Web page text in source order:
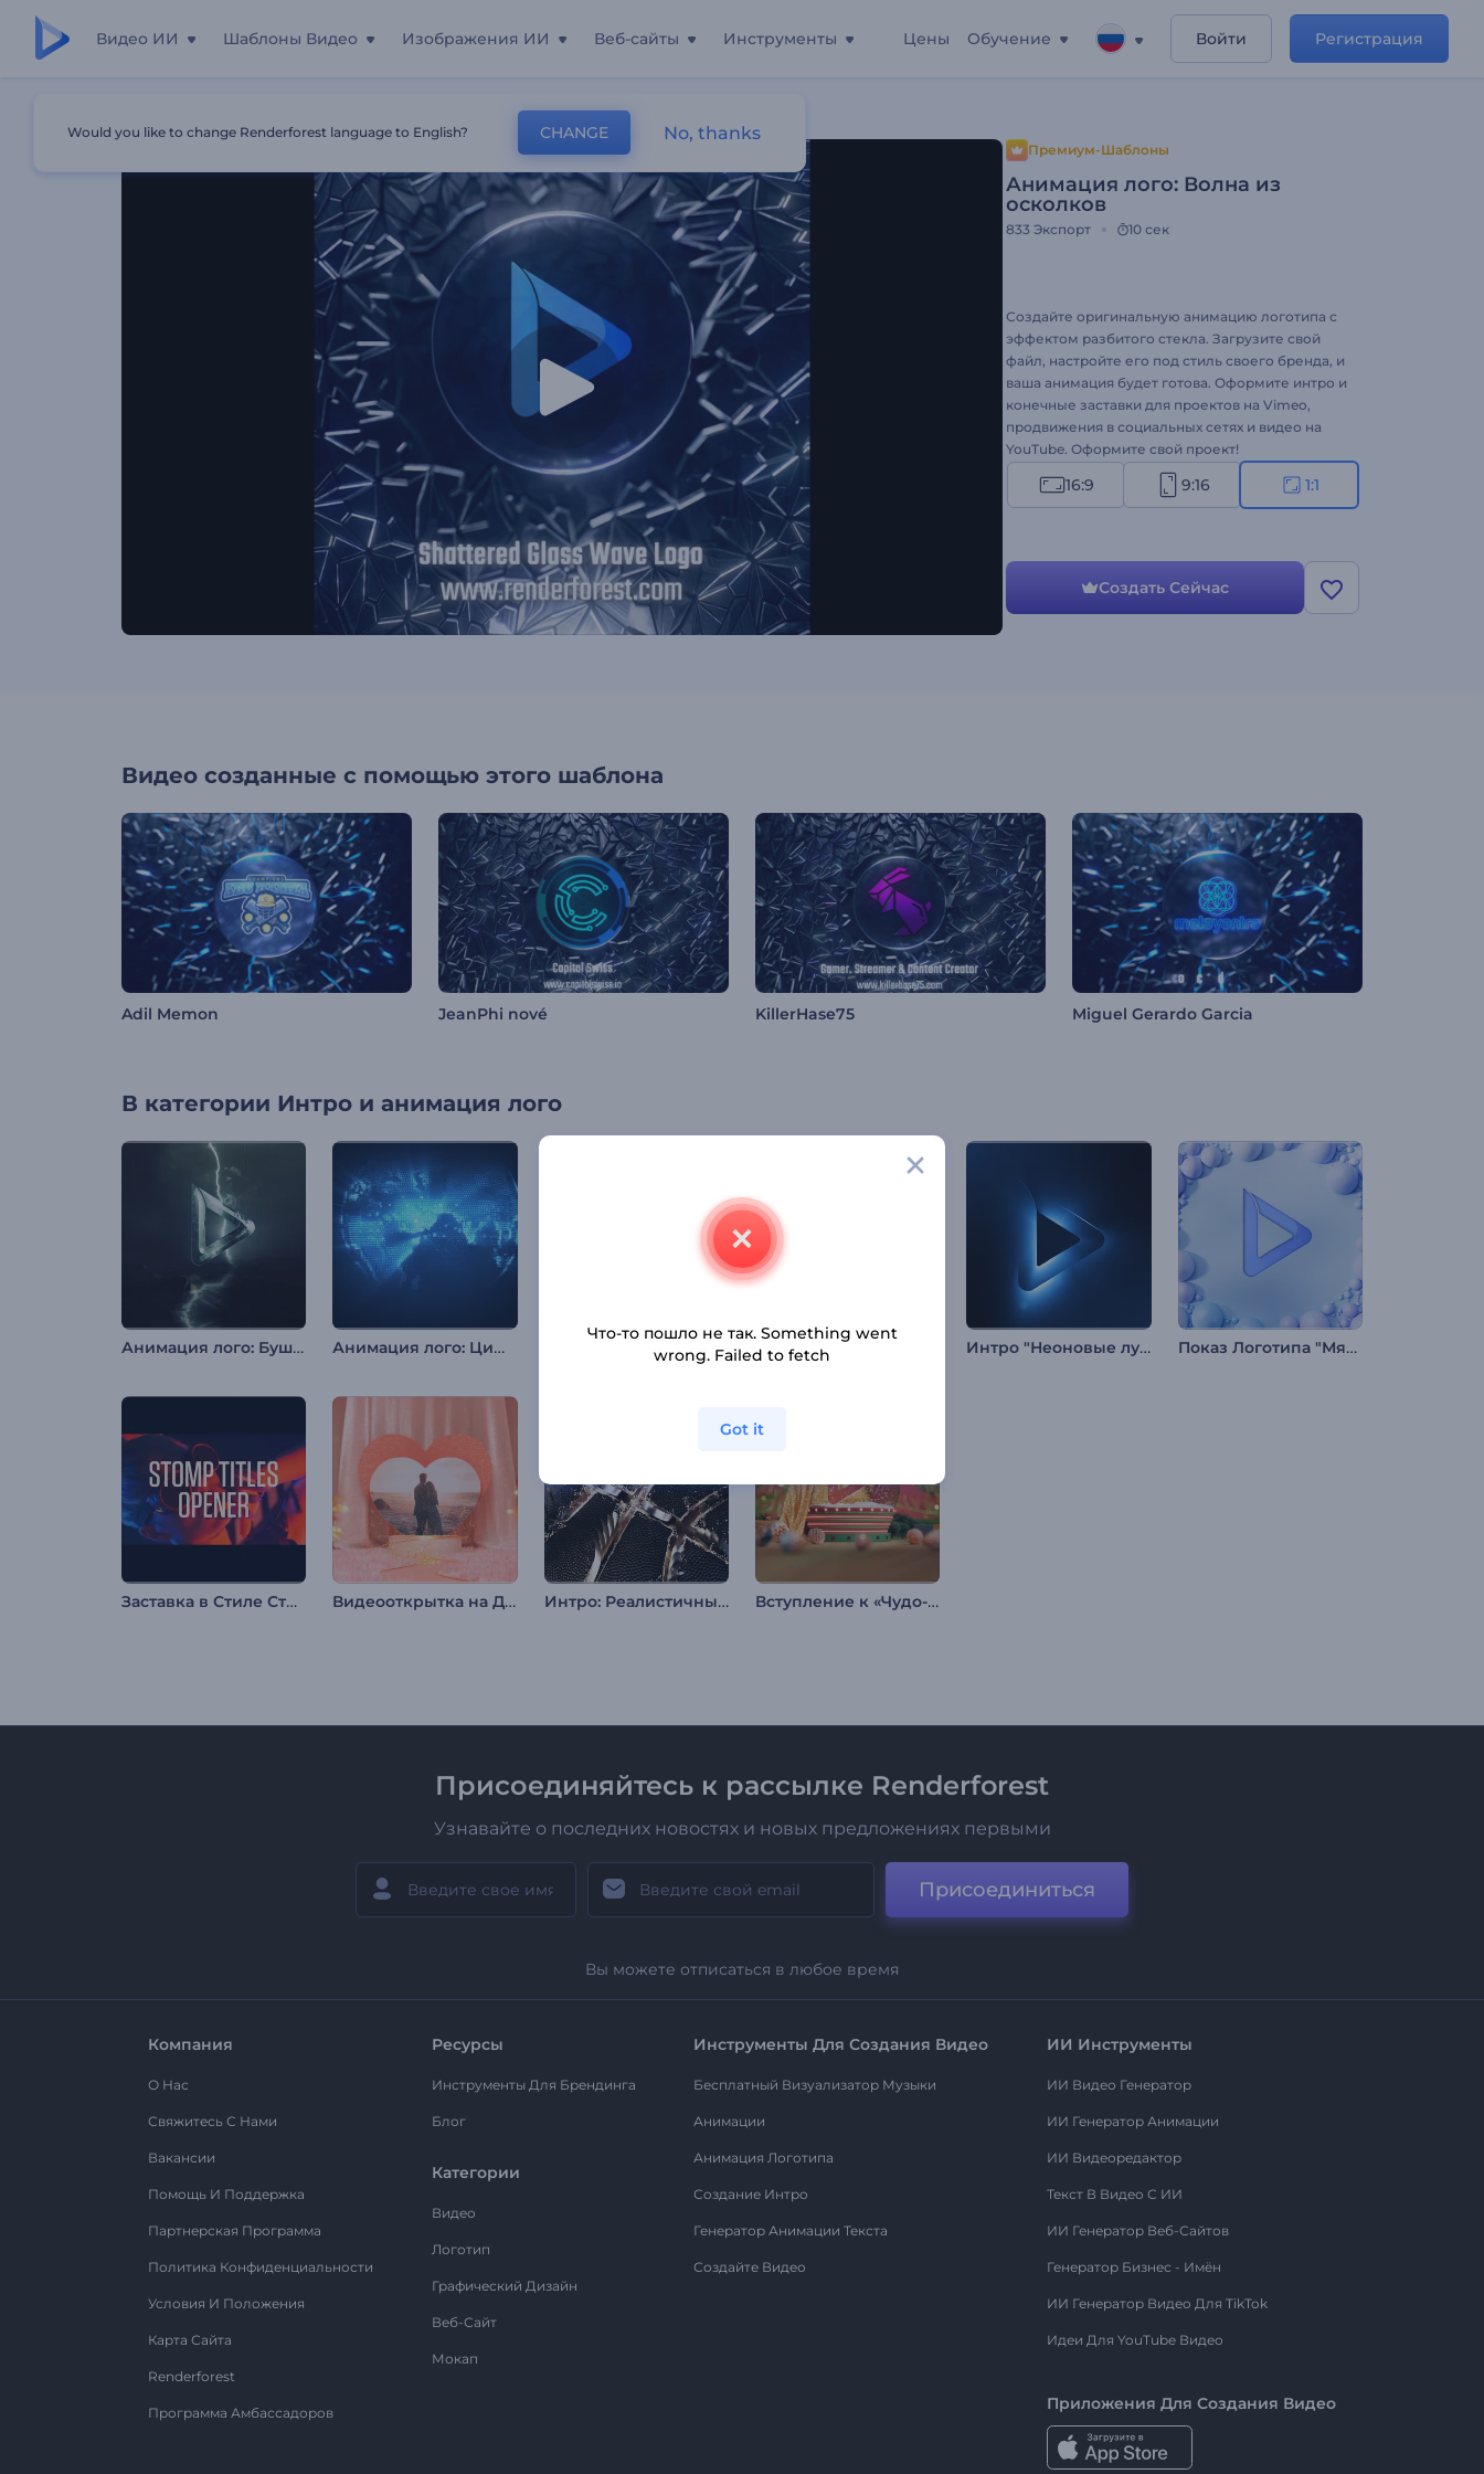
Видео ИИ Шаблоны Видео Изображения ИИ Веб-сайты Инструменты Цены Обучение Войти Регистрация
Премиум-Шаблоны
Анимация лого: Волна из
осколков
833 Экспорт 10 сек
Создайте оригинальную анимацию логотипа с
эффектом разбитого стекла. Загрузите свой
файл, настройте его под стиль своего бренда, и
ваша анимация будет готова. Оформите интро и
конечные заставки для проектов на Vimeo,
продвижения в социальных сетях и видео на
YouTube. Оформите свой проект!
16:9 9:16 1:1
Создать Сейчас
Видео созданные с помощью этого шаблона
Adil Memon JeanPhi nové KillerHase75 Miguel Gerardo Garcia
В категории Интро и анимация лого
Анимация лого: Бушующий шторм Анимация лого: Цифровой глобус Вступление гонки спорткаров Интро "Неоновые лучи света" Показ Логотипа "Мягкие Шары"
Заставка в Стиле Стомп Видеооткрытка на День св. Валентина Интро: Реалистичный баскетбольный мяч Вступление к «Чудо-снежному шару»
Присоединяйтесь к рассылке Renderforest
Узнавайте о последних новостях и новых предложениях первыми
Присоединиться
Вы можете отписаться в любое время
Компания
О Нас
Свяжитесь С Нами
Вакансии
Помощь И Поддержка
Партнерская Программа
Политика Конфиденциальности
Условия И Положения
Карта Сайта
Renderforest
Программа Амбассадоров
Ресурсы
Инструменты Для Брендинга
Блог
Категории
Видео
Логотип
Графический Дизайн
Веб-Сайт
Мокап
Инструменты Для Создания Видео
Бесплатный Визуализатор Музыки
Анимации
Анимация Логотипа
Создание Интро
Генератор Анимации Текста
Создайте Видео
ИИ Инструменты
ИИ Видео Генератор
ИИ Генератор Анимации
ИИ Видеоредактор
Текст В Видео С ИИ
ИИ Генератор Веб-Сайтов
Генератор Бизнес - Имён
ИИ Генератор Видео Для TikTok
Идеи Для YouTube Видео
Приложения Для Создания Видео
Would you like to change Renderforest language to English? CHANGE No, thanks
Что-то пошло не так. Something went
wrong. Failed to fetch
Got it